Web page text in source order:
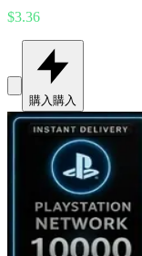
$3.36
購入 購入